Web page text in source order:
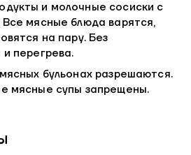
и молочные сосиски с
мясные блюда варятся,
на пару. Без
перегрева.
бульонах разрешаются.
мясные супы запрещены.